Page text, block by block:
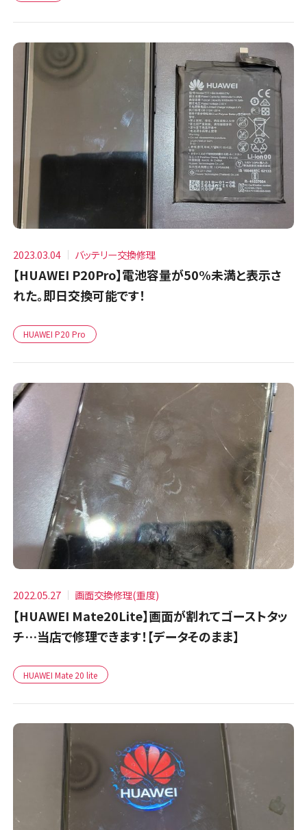
2023.03.04 バッテリー交換修理
【HUAWEI P20Pro】電池容量が50%未満と表示さ
れた。即日交換可能です！
HUAWEI P20 Pro
2022.05.27 画面交換修理(重度)
【HUAWEI Mate20Lite】画面が割れてゴーストタッ
チ…当店で修理できます！【データそのまま】
HUAWEI Mate 20 lite